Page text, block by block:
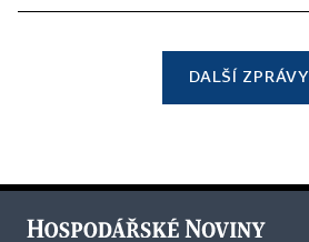
DALŠÍ ZPRÁVY